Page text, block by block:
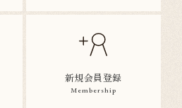
新規会員登録
Membership